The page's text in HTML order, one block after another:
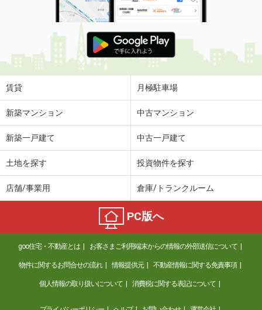
福島県福島市小倉寺字中ノ内
価 格
4.20万円
住 所
福島県福島市小倉寺字中ノ内
専有面積
福島県郡山市田村町徳定字下河原
4.10万円
福島県福島市大森字城ノ内
6.10万円
住 所
福島県福島市大森字城ノ内
専有面積 53.34m²
間取り
1LDK
福島県福島市飯坂町湯野字銚子口
賃貸 月極駐車場
新築マンション 中古マンション
新築一戸建て 中古一戸建て
土地を探す 投資物件を探す
店舗/事業用 倉庫/トランクルーム
PC版へ
goo住宅・不動産とは お客さまご利用端末からの情報の外部送信について
物件に関するお問合せの流れ 情報提供元 不動産情報に関する免責事項
個人情報の取り扱いについて 消費税に関する表記について